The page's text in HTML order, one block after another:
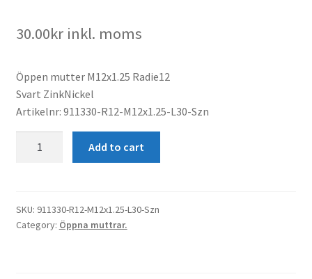
30.00krinkl. moms
Öppen mutter M12x1.25 Radie12
Svart ZinkNickel
Artikelnr: 911330-R12-M12x1.25-L30-Szn
L30
Svart
Add to cart
SKU: 911330-R12-M12x1.25-L30-Szn
Category: Öppna muttrar.